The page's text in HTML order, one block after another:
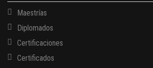
Maestrías
Diplomados
Certificaciones
Certificados